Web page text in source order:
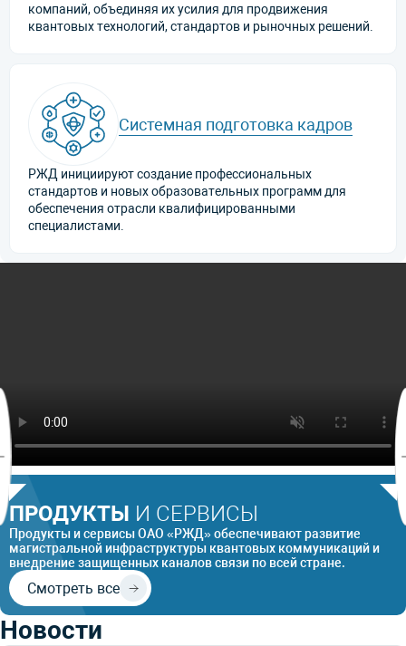
компаний, объединяя их усилия для продвижения
квантовых технологий, стандартов и рыночных решений.
Системная подготовка кадров
РЖД инициируют создание профессиональных
стандартов и новых образовательных программ для
обеспечения отрасли квалифицированными
специалистами.
ПРОДУКТЫ И СЕРВИСЫ
Продукты и сервисы ОАО «РЖД» обеспечивают развитие
магистральной инфраструктуры квантовых коммуникаций и
внедрение защищенных каналов связи по всей стране.
Смотреть все
Новости